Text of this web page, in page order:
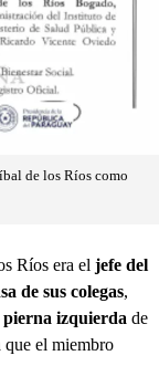
de los Ríos como
Ríos era el jefe del
de sus colegas,
izquierda de
que el miembro